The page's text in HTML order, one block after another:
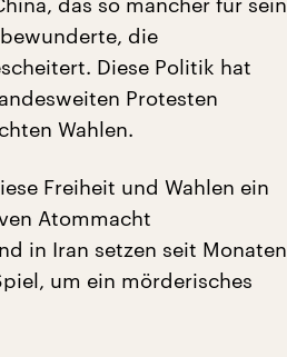
die
Diese Politik hat
Protesten
Wahlen.
Freiheit und Wahlen ein
Atommacht
in Iran setzen seit Monaten
um ein mörderisches